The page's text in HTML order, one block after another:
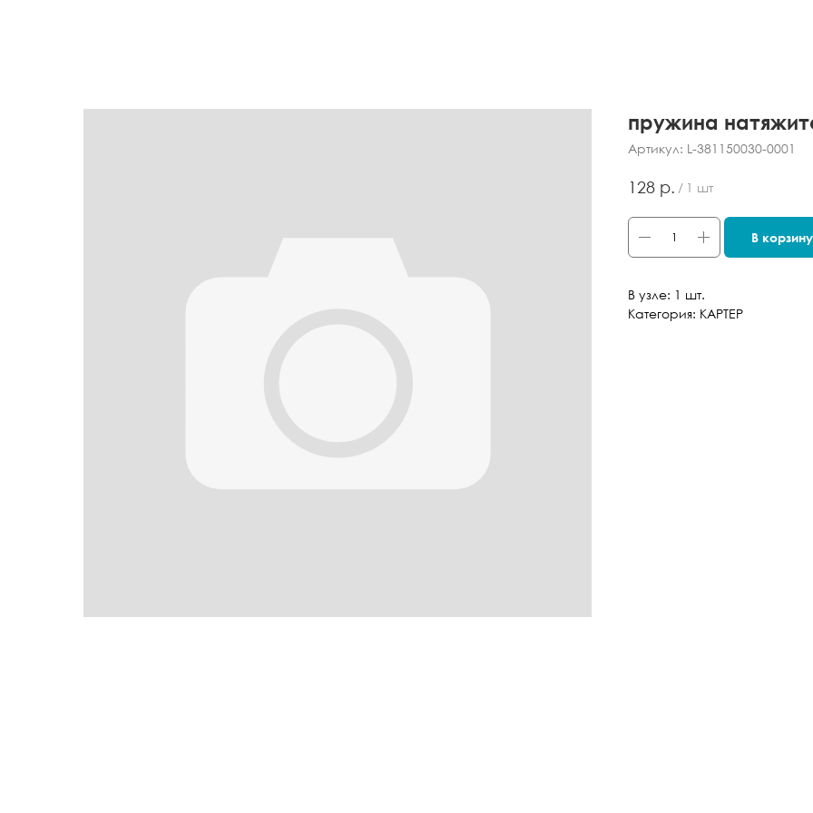
пружина
Артикул: L-381150030-0001
128 р. / 1 шт
В корзину
В узле: 1 шт.
Категория: КАРТЕР